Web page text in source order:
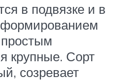
в подвязке и в
крупные. Сорт
созревает